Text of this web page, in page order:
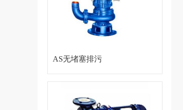
AS无堵塞排污